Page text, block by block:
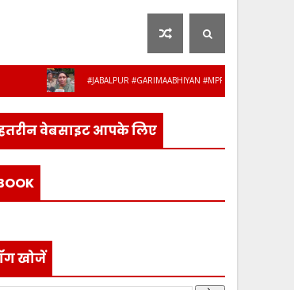
#JABALPUR #GARIMAABHIYAN #MPPOLICE #WOMENSAFETY
वेबसाइट आपके लिए
खोजें